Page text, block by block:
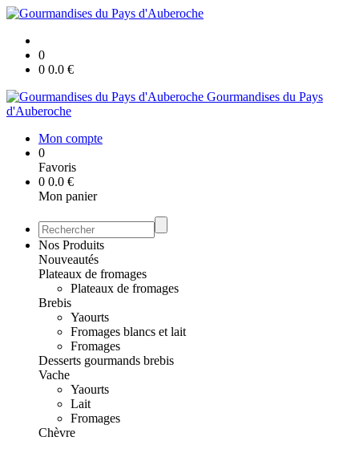
0
0 0.0 €
Gourmandises du Pays
d'Auberoche
Mon compte
0
Favoris
0 0.0 €
Mon panier
Nos Produits
Nouveautés
Plateaux de fromages
Plateaux de fromages
Brebis
Yaourts
Fromages blancs et lait
Fromages
Desserts gourmands brebis
Vache
Yaourts
Lait
Fromages
Chèvre